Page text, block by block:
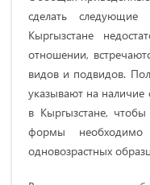
сделать
Кыргызстане
отношении,
видов и подвидов.
указывают на
в Кыргызстане,
формы необходимо
одновозрастных